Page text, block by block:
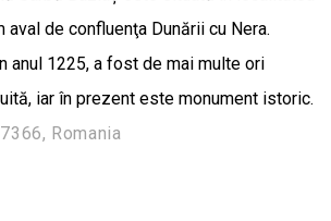
aval de confluenţa Dunării cu Nera.
anul 1225, a fost de mai multe ori
iar în prezent este monument istoric.
Romania